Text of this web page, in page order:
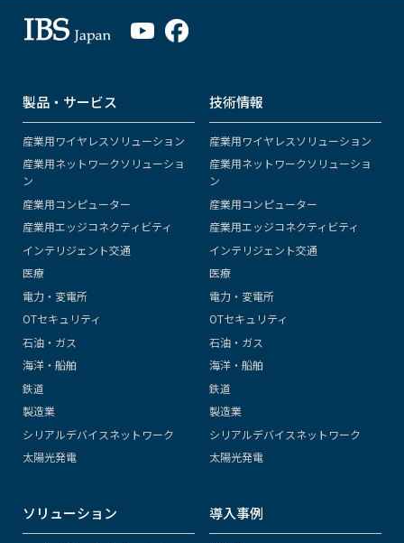
製品・サービス
産業用ワイヤレスソリューション
産業用ネットワークソリューショ
ン
産業用コンピューター
産業用エッジコネクティビティ
インテリジェント交通
医療
電力・変電所
OTセキュリティ
石油・ガス
海洋・船舶
鉄道
製造業
シリアルデバイスネットワーク
太陽光発電
技術情報
産業用ワイヤレスソリューション
産業用ネットワークソリューショ
ン
産業用コンピューター
産業用エッジコネクティビティ
インテリジェント交通
医療
電力・変電所
OTセキュリティ
石油・ガス
海洋・船舶
鉄道
製造業
シリアルデバイスネットワーク
太陽光発電
ソリューション 導入事例